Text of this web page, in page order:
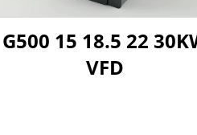
G500 15 18.5 22
VFD